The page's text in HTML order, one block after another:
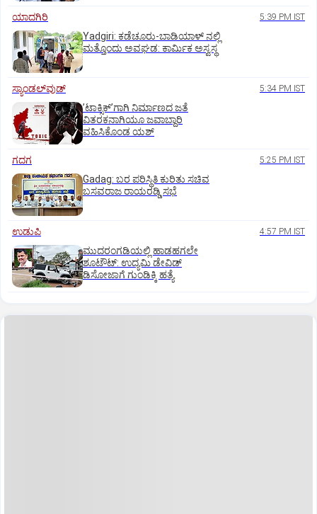
ಯಾದಗಿರಿ 5:39 PM IST
Yadgiri: ಕಡೆಚೂರು-ಬಾಡಿಯಾಳ್ ನಲ್ಲಿ
ಮತ್ತೊಂದು ಅವಘಡ: ಕಾರ್ಮಿಕ ಅಸ್ವಸ್ಥ
ಸ್ಯಾಂಡಲ್‌ವುಡ್‌ 5:34 PM IST
ʼಟಾಕ್ಸಿಕ್‌ʼಗಾಗಿ ನಿರ್ಮಾಣದ ಜತೆ
ವಿತರಕನಾಗಿಯೂ ಜವಾಬ್ದಾರಿ
ವಹಿಸಿಕೊಂಡ ಯಶ್
ಗದಗ 5:25 PM IST
Gadag: ಬರ ಪರಿಸ್ಥಿತಿ ಕುರಿತು ಸಚಿವ
ಬಸವರಾಜ ರಾಯರಡ್ಡಿ ಸಭೆ
ಉಡುಪಿ 4:57 PM IST
ಮುದರಂಗಡಿಯಲ್ಲಿ ಹಾಡಹಗಲೇ
ಶೂಟೌಟ್:‌ ಉದ್ಯಮಿ ಡೇವಿಡ್‌
ಡಿಸೋಜಾಗೆ ಗುಂಡಿಕ್ಕಿ ಹತ್ಯೆ